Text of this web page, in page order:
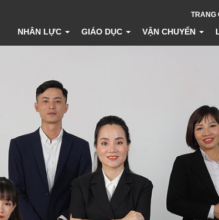
TRANG
NHÂN LỰC GIÁO DỤC VẬN CHUYỂN